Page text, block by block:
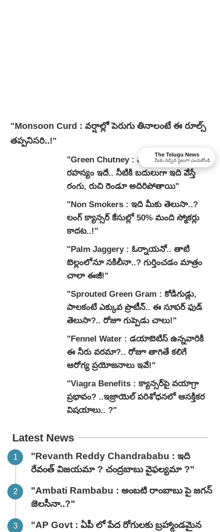
"Monsoon Curd : వర్షాల్లో పెరుగు తినాలంటే ఈ రూల్స్
తప్పనిసరి..!"
"Green Chutney : హోటల్ స్టైల్ గ్రీన్ చట్నీ
రహస్యం ఇదే.. నీటికి బదులుగా ఇది వేస్తే
రంగు, రుచి రెండూ అదిరిపోతాయి"
"Non Smokers : ఇది మీకు తెలుసా..?
లంగ్ క్యాన్సర్ కేసుల్లో 50% మంది స్మోకర్లు
కాదట..!"
"Palm Jaggery : ఓర్నాయనో.. తాటి
బెల్లంలోనూ నకిలీనా..? గుర్తించడం మాత్రం
చాలా ఈజీ!"
"Sprouted Green Gram : కోడిగుడ్లు,
పాలకంటే ఎక్కువ ప్రొటీన్.. ఈ సూపర్ ఫుడ్
తెలుసా?.. రోజూ గుప్పెడు చాలు!"
"Fennel Water : డయాబెటిస్ ఉన్నవారికి
ఈ నీరు వరమా?.. రోజూ తాగితే కలిగే
ఆరోగ్య ప్రయోజనాలు ఇవే!"
"Viagra Benefits : క్యాన్సర్‌పై వయాగ్రా
ప్రభావం? ..ఇజ్రాయెల్ పరిశోధనలో ఆసక్తికర
విషయాలు.. ?"
Latest News
"Revanth Reddy Chandrababu : ఇది
రేవంత్ విజయమా ? చంద్రబాబు వైఫల్యమా ?"
"Ambati Rambabu : అంబటి రాంబాబు పై జగన్
జెలసీనా..?"
"AP Govt : ఏపీ లో పేద రోగులకు బ్రహ్మాండమైన
The Telugu News
మీకు నచ్చిన సైటుగా ఎంచుకోండి